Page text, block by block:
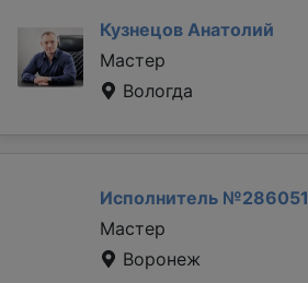
Кузнецов Анатолий
Мастер
Вологда
Исполнитель №286051
Мастер
Воронеж